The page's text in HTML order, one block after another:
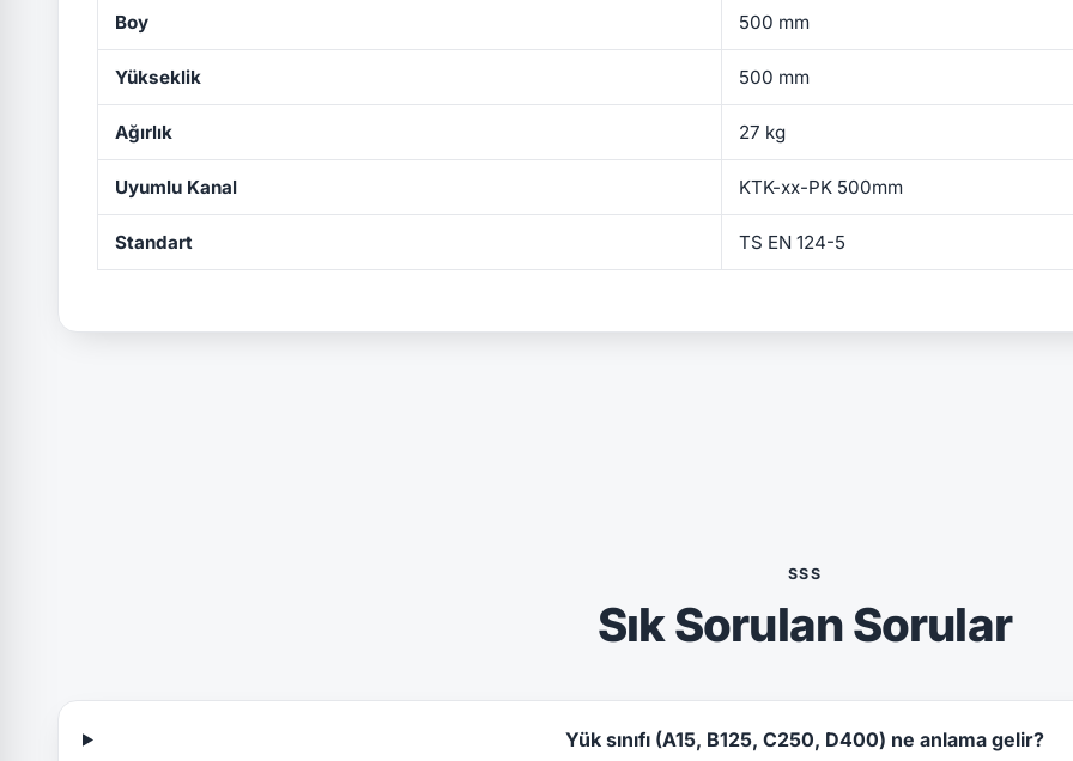
Boy 500 mm
Yükseklik 500 mm
Ağırlık 27 kg
Uyumlu Kanal KTK-xx-PK 500mm
Standart TS EN 124-5
SSS
Sık Sorulan Sorular
Yük sınıfı (A15, B125, C250, D400) ne anlama gelir?